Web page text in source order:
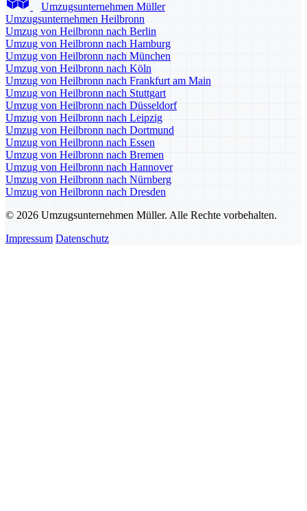
Umzugsunternehmen Müller
Umzugsunternehmen Heilbronn
Umzug von Heilbronn nach Berlin
Umzug von Heilbronn nach Hamburg
Umzug von Heilbronn nach München
Umzug von Heilbronn nach Köln
Umzug von Heilbronn nach Frankfurt am Main
Umzug von Heilbronn nach Stuttgart
Umzug von Heilbronn nach Düsseldorf
Umzug von Heilbronn nach Leipzig
Umzug von Heilbronn nach Dortmund
Umzug von Heilbronn nach Essen
Umzug von Heilbronn nach Bremen
Umzug von Heilbronn nach Hannover
Umzug von Heilbronn nach Nürnberg
Umzug von Heilbronn nach Dresden
© 2026 Umzugsunternehmen Müller. Alle Rechte vorbehalten.
Impressum Datenschutz